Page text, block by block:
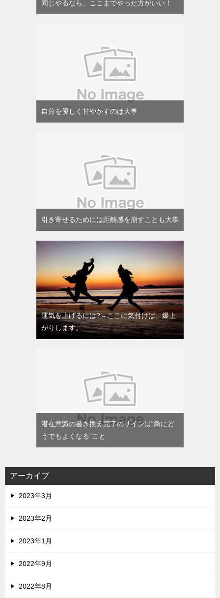
同じやるなら、ここまでやった方がいい！
自分を優しく甘やかすのは大事
引き寄せるためには距離感を崩すことも大事
運気を上げるには?→ここに気付けば、爆上
がりします。
潜在意識の書き換え完了のサインは”急にど
うでもよくなる”こと
アーカイブ
2023年3月
2023年2月
2023年1月
2022年9月
2022年8月